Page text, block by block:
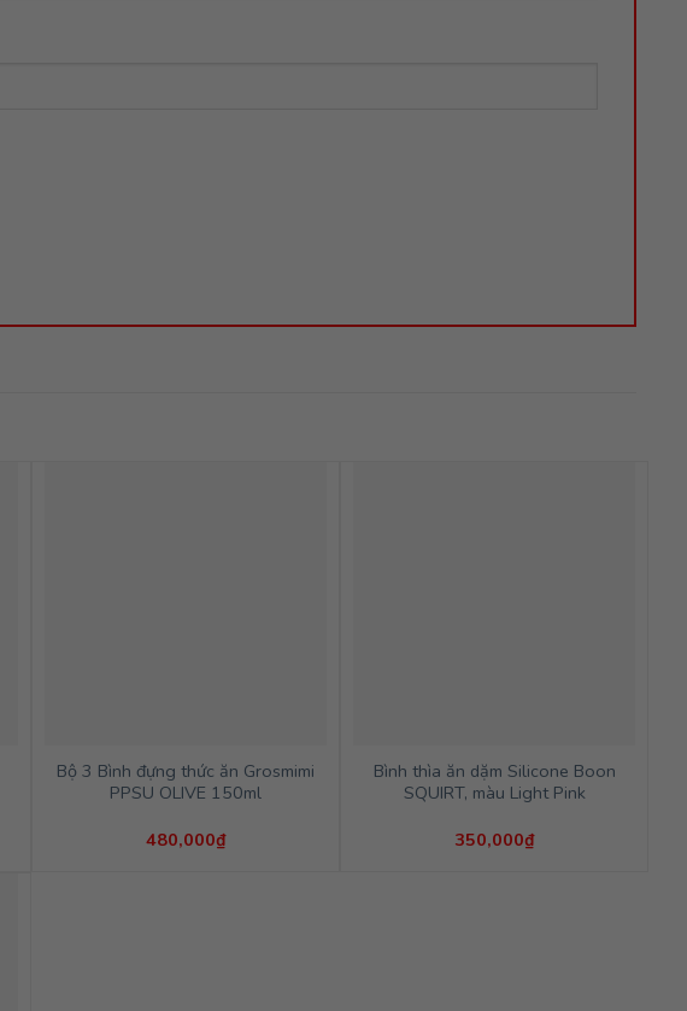
Bộ 3 Bình đựng thức ăn Grosmimi
PPSU OLIVE 150ml
480,000₫
Bình thìa ăn dặm Silicone Boon
SQUIRT, màu Light Pink
350,000₫